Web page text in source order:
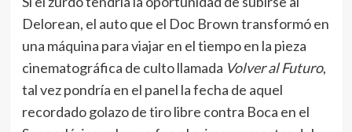
recordado golazo de tiro libre contra Boca en el
Superclásico, o lo que fue el primer semestre del
2025. O sea, el tablero debería marcar el año
pasado cuando, con la banda roja que le cruzaba el
pecho, se ganó el cariño del público de River y
convenció aXabi Alonsoque era la joven promesa